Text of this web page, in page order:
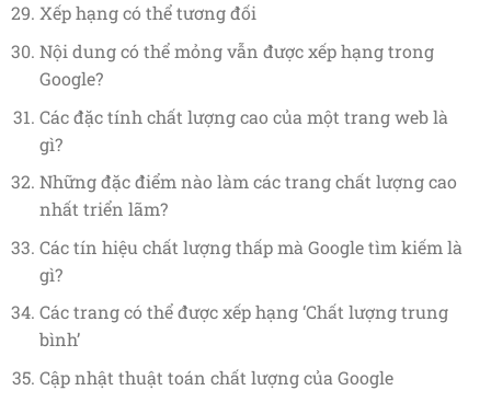
Xếp hạng có thể tương đối
Nội dung có thể mỏng vẫn được xếp hạng trong
Google?
Các đặc tính chất lượng cao của một trang web là
gì?
Những đặc điểm nào làm các trang chất lượng cao
nhất triển lãm?
Các tín hiệu chất lượng thấp mà Google tìm kiếm là
gì?
Các trang có thể được xếp hạng ‘Chất lượng trung
bình’
Cập nhật thuật toán chất lượng của Google